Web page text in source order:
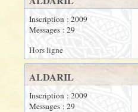
Inscription : 2009
Messages : 29
Hors ligne
ALDARIL
Inscription : 2009
Messages : 29